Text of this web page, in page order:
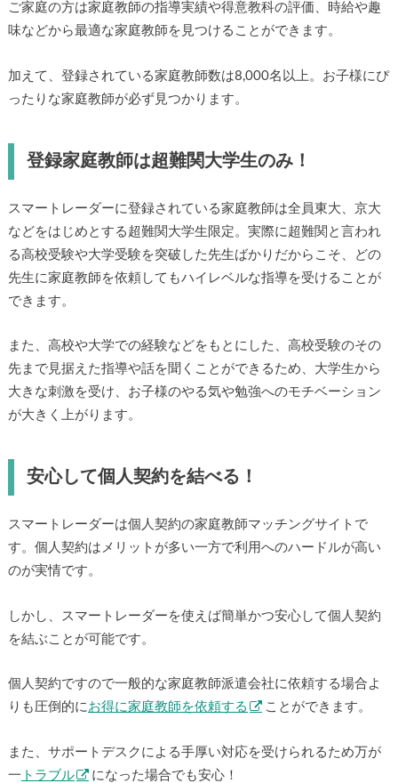
ご家庭の方は家庭教師の指導実績や得意教科の評価、時給や趣
味などから最適な家庭教師を見つけることができます。
加えて、登録されている家庭教師数は8,000名以上。お子様にぴ
ったりな家庭教師が必ず見つかります。
登録家庭教師は超難関大学生のみ！
スマートレーダーに登録されている家庭教師は全員東大、京大
などをはじめとする超難関大学生限定。実際に超難関と言われ
る高校受験や大学受験を突破した先生ばかりだからこそ、どの
先生に家庭教師を依頼してもハイレベルな指導を受けることが
できます。
また、高校や大学での経験などをもとにした、高校受験のその
先まで見据えた指導や話を聞くことができるため、大学生から
大きな刺激を受け、お子様のやる気や勉強へのモチベーション
が大きく上がります。
安心して個人契約を結べる！
スマートレーダーは個人契約の家庭教師マッチングサイトで
す。個人契約はメリットが多い一方で利用へのハードルが高い
のが実情です。
しかし、スマートレーダーを使えば簡単かつ安心して個人契約
を結ぶことが可能です。
個人契約ですので一般的な家庭教師派遣会社に依頼する場合よ
りも圧倒的にお得に家庭教師を依頼する ことができます。
また、サポートデスクによる手厚い対応を受けられるため万が
一 トラブル になった場合でも安心！